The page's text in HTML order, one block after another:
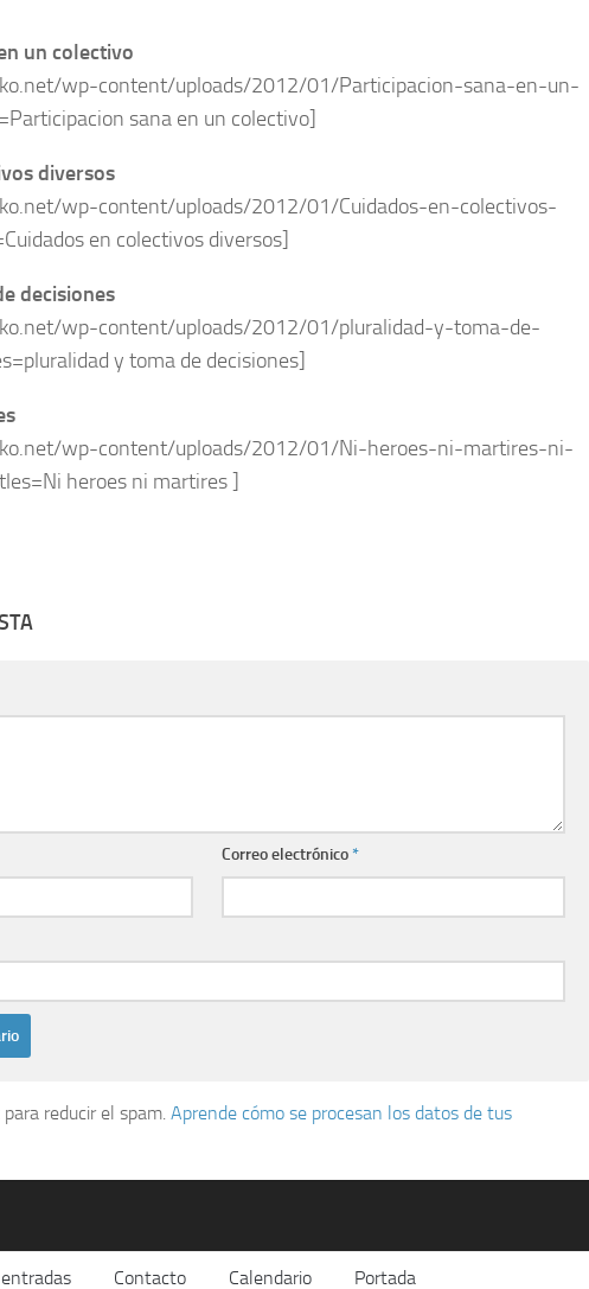
un colectivo
wp-content/uploads/2012/01/Participacion-sana-en-un-
sana en un colectivo]
diversos
wp-content/uploads/2012/01/Cuidados-en-colectivos-
en colectivos diversos]
decisiones
wp-content/uploads/2012/01/pluralidad-y-toma-de-
y toma de decisiones]
wp-content/uploads/2012/01/Ni-heroes-ni-martires-ni-
heroes ni martires ]
Correo electrónico*
reducir el spam. Aprende cómo se procesan los datos de tus
Contacto Calendario Portada